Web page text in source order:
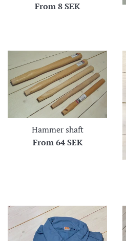
From8 SEK
Hammer shaft
From64 SEK